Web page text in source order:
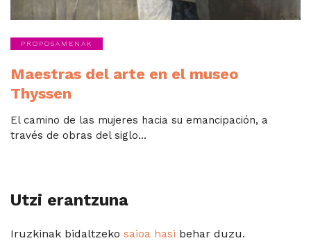
PROPOSAMENAK
Maestras del arte en el museo
Thyssen
El camino de las mujeres hacia su emancipación, a
través de obras del siglo...
Utzi erantzuna
Iruzkinak bidaltzeko saioa hasi behar duzu.